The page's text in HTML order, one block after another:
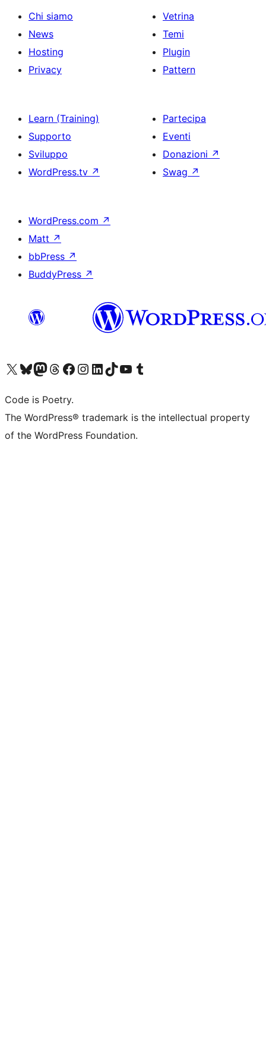
Chi siamo
News
Hosting
Privacy
Vetrina
Temi
Plugin
Pattern
Learn (Training)
Supporto
Sviluppo
WordPress.tv ↗
Partecipa
Eventi
Donazioni ↗
Swag ↗
WordPress.com ↗
Matt ↗
bbPress ↗
BuddyPress ↗
Visita il nostro account X (ex Twitter)
Visita il nostro account Bluesky
Visita il nostro account Mastodon
Visita il nostro account Threads
Visita la nostra pagina Facebook
Visita il nostro account Instagram
Visita il nostro account LinkedIn
Visita il nostro account TikTok
Visita il nostro canale YouTube
Visita il nostro account Tumblr
Code is Poetry.
The WordPress® trademark is the intellectual property
of the WordPress Foundation.